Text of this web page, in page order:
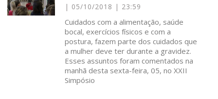
05/10/2018 23:59
Cuidados com a alimentação, saúde
bocal, exercícios físicos e com a
postura, fazem parte dos cuidados que
a mulher deve ter durante a gravidez.
Esses assuntos foram comentados na
manhã desta sexta-feira, 05, no XXII
Simpósio